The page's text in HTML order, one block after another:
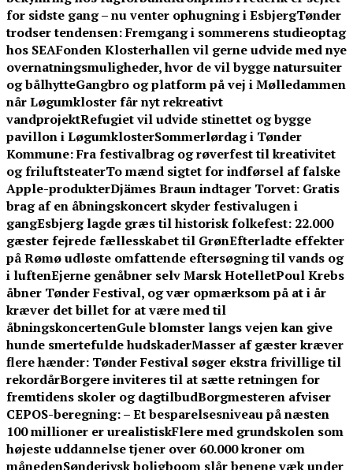
for sidste gang – nu venter ophugning i EsbjergTønder
trodser tendensen: Fremgang i sommerens studieoptag
hos SEAFonden Klosterhallen vil gerne udvide med nye
overnatningsmuligheder, hvor de vil bygge natursuiter
og bålhytteGangbro og platform på vej i Mølledammen
når Løgumkloster får nyt rekreativt
vandprojektRefugiet vil udvide stinettet og bygge
pavillon i LøgumklosterSommerlørdag i Tønder
Kommune: Fra festivalbrag og røverfest til kreativitet
og friluftsteaterTo mænd sigtet for indførsel af falske
Apple-produkterDjämes Braun indtager Torvet: Gratis
brag af en åbningskoncert skyder festivalugen i
gangEsbjerg lagde græs til historisk folkefest: 22.000
gæster fejrede fællesskabet til GrønEfterladte effekter
på Rømø udløste omfattende eftersøgning til vands og
i luftenEjerne genåbner selv Marsk HotelletPoul Krebs
åbner Tønder Festival, og vær opmærksom på at i år
kræver det billet for at være med til
åbningskoncertenGule blomster langs vejen kan give
hunde smertefulde hudskaderMasser af gæster kræver
flere hænder: Tønder Festival søger ekstra frivillige til
rekordårBorgere inviteres til at sætte retningen for
fremtidens skoler og dagtilbudBorgmesteren afviser
CEPOS-beregning: – Et besparelsesniveau på næsten
100 millioner er urealistiskFlere med grundskolen som
højeste uddannelse tjener over 60.000 kroner om
månedenSønderjysk boligboom slår benene væk under